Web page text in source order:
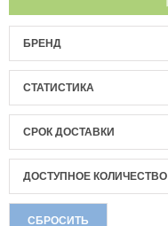
БРЕНД
СТАТИСТИКА
СРОК ДОСТАВКИ
ДОСТУПНОЕ КОЛИЧЕСТВО
СБРОСИТЬ